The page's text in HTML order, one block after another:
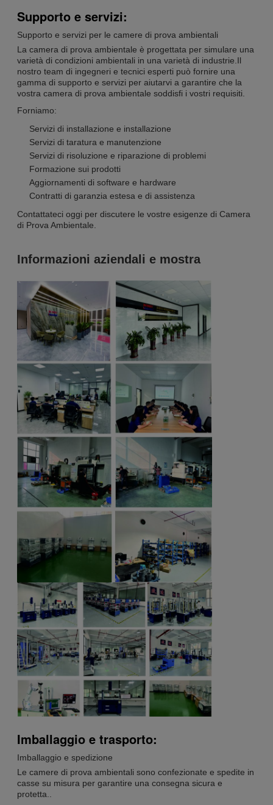
Supporto e servizi:
Supporto e servizi per le camere di prova ambientali
La camera di prova ambientale è progettata per simulare una
varietà di condizioni ambientali in una varietà di industrie.Il
nostro team di ingegneri e tecnici esperti può fornire una
gamma di supporto e servizi per aiutarvi a garantire che la
vostra camera di prova ambientale soddisfi i vostri requisiti.
Forniamo:
Servizi di installazione e installazione
Servizi di taratura e manutenzione
Servizi di risoluzione e riparazione di problemi
Formazione sui prodotti
Aggiornamenti di software e hardware
Contratti di garanzia estesa e di assistenza
Contattateci oggi per discutere le vostre esigenze di Camera
di Prova Ambientale.
Informazioni aziendali e mostra
Imballaggio e trasporto:
Imballaggio e spedizione
Le camere di prova ambientali sono confezionate e spedite in
casse su misura per garantire una consegna sicura e
protetta..